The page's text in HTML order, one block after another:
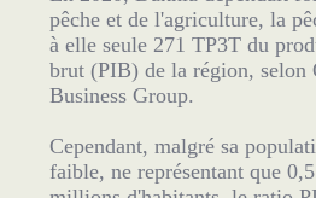
pêche et de l'agriculture, la
à elle seule 271 TP3T du
brut (PIB) de la région, selon
Business Group.
Cependant, malgré sa
faible, ne représentant que